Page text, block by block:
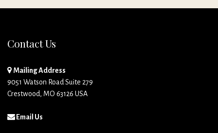
Contact Us
Mailing Address
9051 Watson Road Suite 279
Crestwood, MO 63126 USA
Email Us